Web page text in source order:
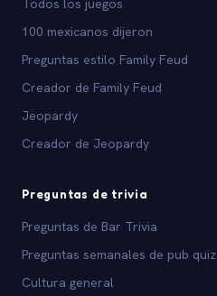
Todos los juegos
100 mexicanos dijeron
Preguntas estilo Family Feud
Creador de Family Feud
Jeopardy
Creador de Jeopardy
Preguntas de trivia
Preguntas de Bar Trivia
Preguntas semanales de pub quiz
Cultura general